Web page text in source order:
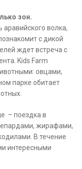
зон.
волка,
с дикой
ждет встреча с
Kids Farm
овцами,
парке обитает
– поездка в
жирафами,
В течение
интересными